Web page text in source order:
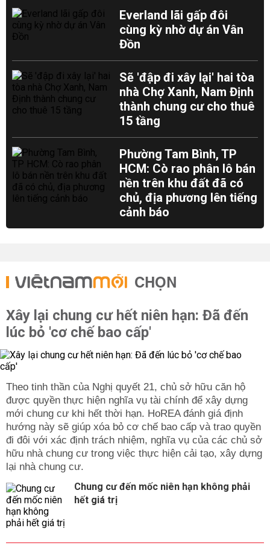
Everland lãi gấp đôi
cùng kỳ nhờ dự án Vân
Đồn
Sẽ 'đập đi xây lại' hai tòa
nhà Chợ Xanh, Nam Định
thành chung cư cho thuê
15 tầng
Phường Tam Bình, TP
HCM: Cò rao phân lô bán
nền trên khu đất đã có
chủ, địa phương lên tiếng
cảnh báo
CHỌN
Xây lại chung cư hết niên hạn: Đã đến
lúc bỏ 'cơ chế bao cấp'
Theo tinh thần của Nghị quyết 21, chủ sở hữu căn hộ
được quyền thực hiện nghĩa vụ tài chính để xây dựng
mới chung cư khi hết thời hạn. HoREA đánh giá định
hướng này sẽ giúp xóa bỏ cơ chế bao cấp và trao quyền
đi đôi với xác định trách nhiệm, nghĩa vụ của các chủ sở
hữu nhà chung cư trong việc thực hiện cải tạo, xây dựng
lại nhà chung cư.
Chung cư đến mốc niên hạn không phải
hết giá trị